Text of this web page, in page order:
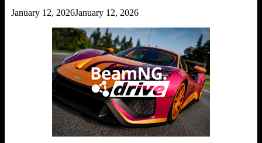
January 12, 2026January 12, 2026